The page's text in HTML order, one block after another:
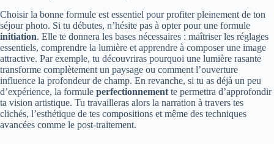
Choisir la bonne formule est essentiel pour profiter pleinement de ton
séjour photo. Si tu débutes, n’hésite pas à opter pour une formule
initiation. Elle te donnera les bases nécessaires : maîtriser les réglages
essentiels, comprendre la lumière et apprendre à composer une image
attractive. Par exemple, tu découvriras pourquoi une lumière rasante
transforme complètement un paysage ou comment l’ouverture
influence la profondeur de champ. En revanche, si tu as déjà un peu
d’expérience, la formule perfectionnement te permettra d’approfondir
ta vision artistique. Tu travailleras alors la narration à travers tes
clichés, l’esthétique de tes compositions et même des techniques
avancées comme le post-traitement.